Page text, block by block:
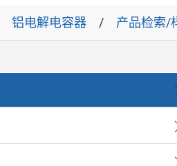
铝电解电容器 产品检索/